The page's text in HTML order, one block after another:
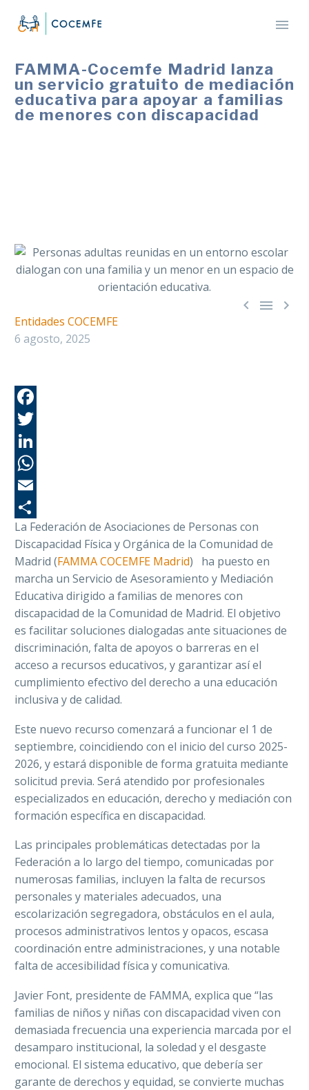
FAMMA-Cocemfe Madrid lanza
un servicio gratuito de mediación
educativa para apoyar a familias
de menores con discapacidad
  
Entidades COCEMFE
6 agosto, 2025
La Federación de Asociaciones de Personas con
Discapacidad Física y Orgánica de la Comunidad de
Madrid (FAMMA COCEMFE Madrid)
ha puesto en
marcha un Servicio de Asesoramiento y Mediación
Educativa dirigido a familias de menores con
discapacidad de la Comunidad de Madrid. El objetivo
es facilitar soluciones dialogadas ante situaciones de
discriminación, falta de apoyos o barreras en el
acceso a recursos educativos, y garantizar así el
cumplimiento efectivo del derecho a una educación
inclusiva y de calidad.
Este nuevo recurso comenzará a funcionar el 1 de
septiembre, coincidiendo con el inicio del curso 2025-
2026, y estará disponible de forma gratuita mediante
solicitud previa. Será atendido por profesionales
especializados en educación, derecho y mediación con
formación específica en discapacidad.
Las principales problemáticas detectadas por la
Federación a lo largo del tiempo, comunicadas por
numerosas familias, incluyen la falta de recursos
personales y materiales adecuados, una
escolarización segregadora, obstáculos en el aula,
procesos administrativos lentos y opacos, escasa
coordinación entre administraciones, y una notable
falta de accesibilidad física y comunicativa.
Javier Font, presidente de FAMMA, explica que “las
familias de niños y niñas con discapacidad viven con
demasiada frecuencia una experiencia marcada por el
desamparo institucional, la soledad y el desgaste
emocional. El sistema educativo, que debería ser
garante de derechos y equidad, se convierte muchas